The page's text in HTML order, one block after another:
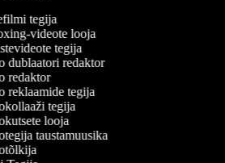
tegija
videote looja
tegija
dublaatori redaktor
redaktor
tegija
tegija
looja
taustamuusika